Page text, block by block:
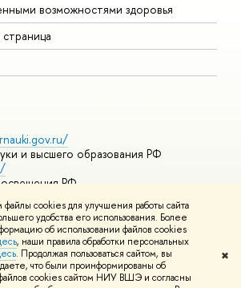
cookies для улучшения работы сайта
удобства его использования. Более
об использовании файлов cookies
, наши правила обработки персональных
. Продолжая пользоваться сайтом, вы
что были проинформированы об
cookies сайтом НИУ ВШЭ и согласны
✖
возможностями здоровья
и высшего образования РФ
РФ
онлайн-курсы
Адреса и контактыУсловия
Политика конфиденциальности